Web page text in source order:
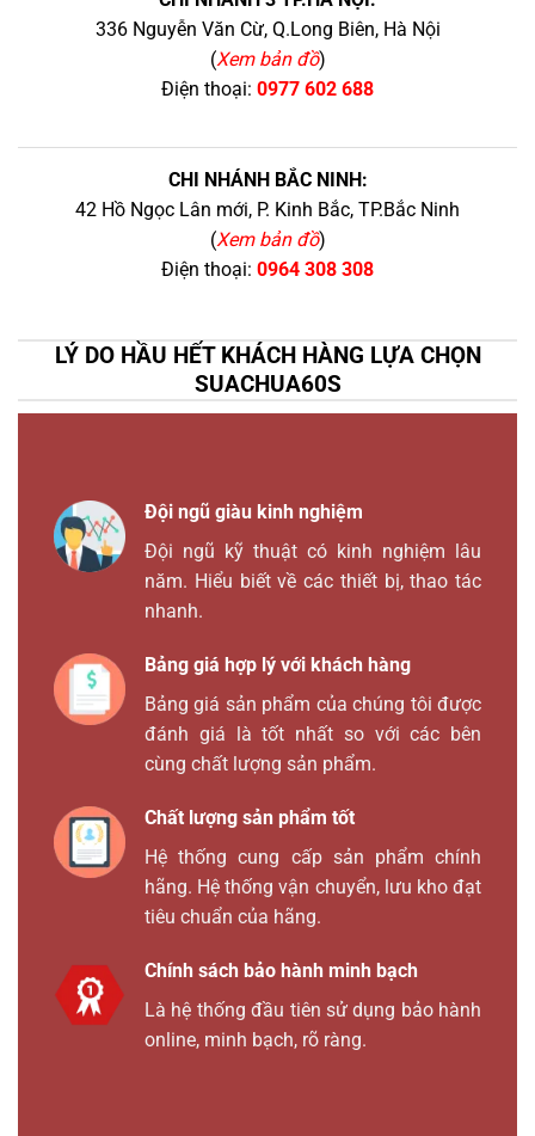
336 Nguyễn Văn Cừ, Q.Long Biên, Hà Nội
(Xem bản đồ)
Điện thoại: 0977 602 688
CHI NHÁNH BẮC NINH:
42 Hồ Ngọc Lân mới, P. Kinh Bắc, TP.Bắc Ninh
(Xem bản đồ)
Điện thoại: 0964 308 308
LÝ DO HẦU HẾT KHÁCH HÀNG LỰA CHỌN
SUACHUA60S
Đội ngũ giàu kinh nghiệm
Đội ngũ kỹ thuật có kinh nghiệm lâu
năm. Hiểu biết về các thiết bị, thao tác
nhanh.
Bảng giá hợp lý với khách hàng
Bảng giá sản phẩm của chúng tôi được
đánh giá là tốt nhất so với các bên
cùng chất lượng sản phẩm.
Chất lượng sản phẩm tốt
Hệ thống cung cấp sản phẩm chính
hãng. Hệ thống vận chuyển, lưu kho đạt
tiêu chuẩn của hãng.
Chính sách bảo hành minh bạch
Là hệ thống đầu tiên sử dụng bảo hành
online, minh bạch, rõ ràng.